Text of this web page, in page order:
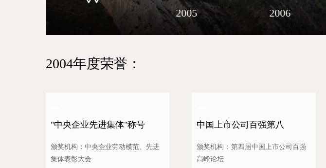
2005 2006
2004年度荣誉：
"中央企业先进集体"称号
颁奖机构：中央企业劳动模范、先进
集体表彰大会
中国上市公司百强第八
颁奖机构：第四届中国上市公司百强
高峰论坛